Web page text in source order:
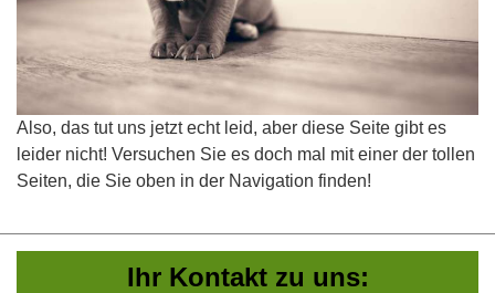
Also, das tut uns jetzt echt leid, aber diese Seite gibt es
leider nicht! Versuchen Sie es doch mal mit einer der tollen
Seiten, die Sie oben in der Navigation finden!
Ihr Kontakt zu uns: